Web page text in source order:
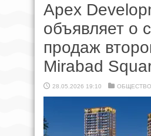
Apex
объявляет о
продаж
Mirabad
28.05.2026 19:10 ОБЩЕСТВО